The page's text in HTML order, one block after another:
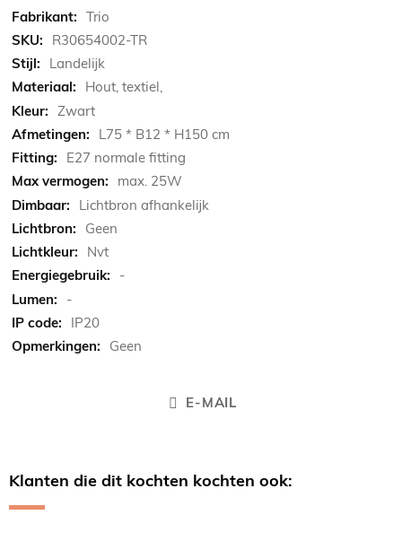
Meer
informatie
Trio
R30654002-TR
Landelijk
Hout, textiel,
Zwart
L75 * B12 * H150 cm
E27 normale fitting
max. 25W
Lichtbron afhankelijk
Geen
Nvt
-
-
IP20
Geen
E-MAIL
Klanten die dit kochten kochten ook: